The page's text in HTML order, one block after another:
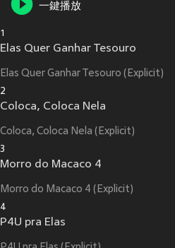
一鍵播放
1
Elas Quer Ganhar Tesouro
Elas Quer Ganhar Tesouro (Explicit)
2
Coloca, Coloca Nela
Coloca, Coloca Nela (Explicit)
3
Morro do Macaco 4
Morro do Macaco 4 (Explicit)
4
P4U pra Elas